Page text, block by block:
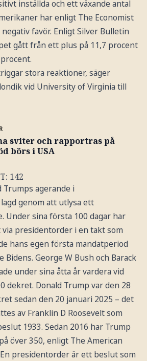
inställda och ett växande antal
har enligt The Economist
favör. Enligt Silver Bulletin
gått från ett plus på 11,7 procent
stora reaktioner, säger
vid University of Virginia till
sviter och rapportras på
börs i USA
142
agerande i
genom att utlysa ett
Under sina första 100 dagar har
presidentorder i en takt som
hans egen första mandatperiod
Bidens. George W Bush och Barack
under sina åtta år vardera vid
dekret. Donald Trump var den 28
sedan den 20 januari 2025 – det
av Franklin D Roosevelt som
1933. Sedan 2016 har Trump
över 350, enligt The American
presidentorder är ett beslut som